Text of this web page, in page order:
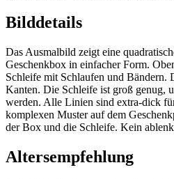
Bilddetails
Das Ausmalbild zeigt eine
Geschenkbox in einfacher Form.
Schleife mit Schlaufen und Bändern.
Kanten. Die Schleife ist groß genug,
werden. Alle Linien sind extra-dick
komplexen Muster auf dem
der Box und die Schleife. Kein
Altersempfehlung